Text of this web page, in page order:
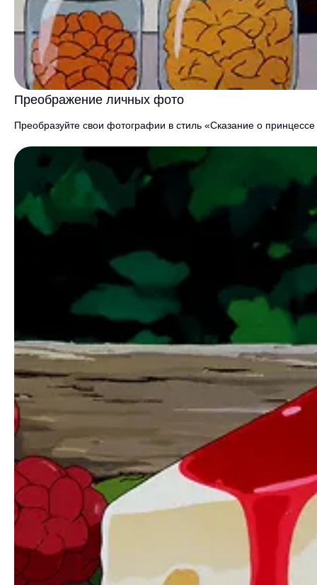
Преображение личных фото
Преобразуйте свои фотографии в стиль «Сказание о